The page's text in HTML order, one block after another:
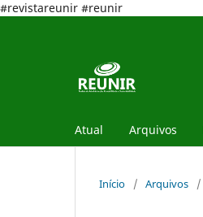
#revistareunir #reunir
Atual Arquivos
Início / Arquivos /